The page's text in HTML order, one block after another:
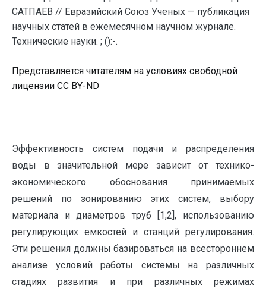
САТПАЕВ // Евразийский Союз Ученых — публикация
научных статей в ежемесячном научном журнале.
Технические науки. ; ():-.
Представляется читателям на условиях свободной
лицензии CC BY-ND
Эффективность систем подачи и распределения
воды в значительной мере зависит от технико-
экономического обоснования принимаемых
решений по зонированию этих систем, выбору
материала и диаметров труб [1,2], использованию
регулирующих емкостей и станций регулирования.
Эти решения должны базироваться на всестороннем
анализе условий работы системы на различных
стадиях развития и при различных режимах